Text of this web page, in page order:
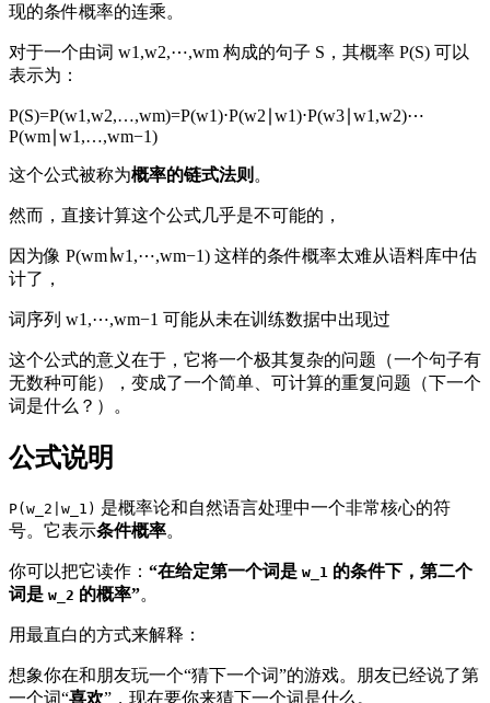
现的条件概率的连乘。
对于一个由词 w1,w2,⋯,wm 构成的句子 S，其概率 P(S) 可以
表示为：
P(S)=P(w1,w2,…,wm)=P(w1)⋅P(w2∣w1)⋅P(w3∣w1,w2)⋯
P(wm∣w1,…,wm−1)
这个公式被称为概率的链式法则 。
然而，直接计算这个公式几乎是不可能的，
因为像 P(wm∣w1,⋯,wm−1) 这样的条件概率太难从语料库中估
计了，
词序列 w1,⋯,wm−1 可能从未在训练数据中出现过
这个公式的意义在于，它将一个极其复杂的问题（一个句子有
无数种可能），变成了一个简单、可计算的重复问题（下一个
词是什么？）。
公式说明
P(w_2|w_1) 是概率论和自然语言处理中一个非常核心的符
号。它表示条件概率。
你可以把它读作： “在给定第一个词是 w_1 的条件下，第二个
词是 w_2 的概率”。
用最直白的方式来解释：
想象你在和朋友玩一个“猜下一个词”的游戏。朋友已经说了第
一个词“喜欢”，现在要你来猜下一个词是什么。